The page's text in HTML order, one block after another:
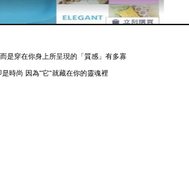
是穿在你身上所呈現的「質感」有多寡
時尚 因為"它"就藏在你的靈魂裡